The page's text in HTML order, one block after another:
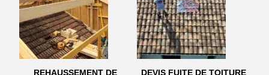
REHAUSSEMENT DE
DEVIS FUITE DE TOITURE